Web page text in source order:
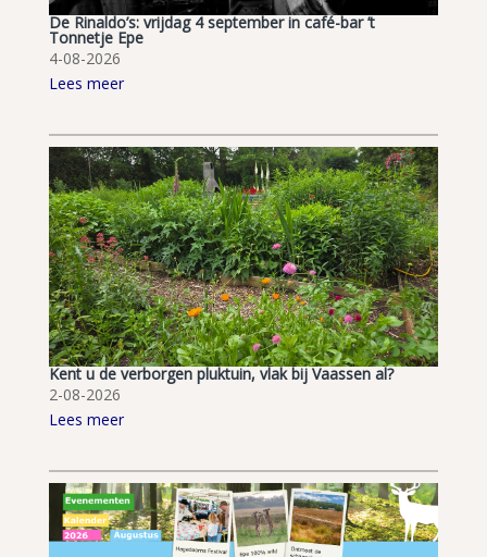
De Rinaldo’s: vrijdag 4 september in café-bar ’t
Tonnetje Epe
4-08-2026
Lees meer
Kent u de verborgen pluktuin, vlak bij Vaassen al?
2-08-2026
Lees meer